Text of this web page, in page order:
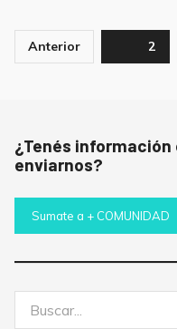
Paginación
de
Anterior Page2
¿Tenés
enviarnos?
Sumate a + COMUNIDAD